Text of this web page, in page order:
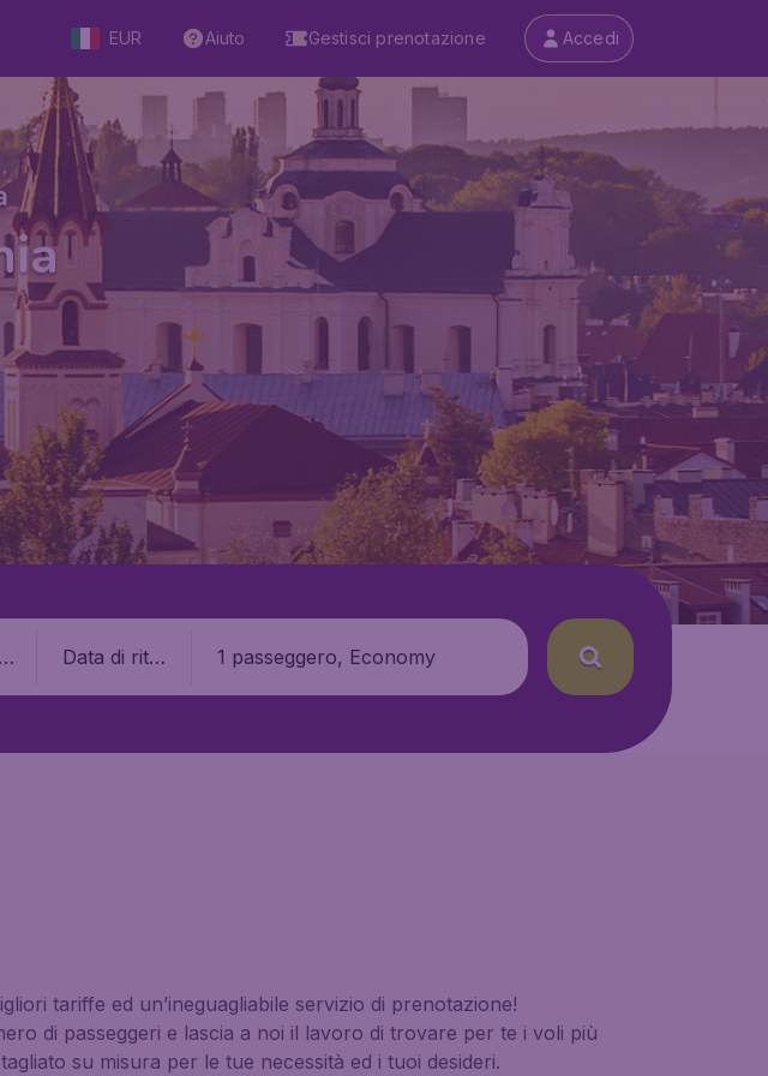
EUR Aiuto Gestisci prenotazione Accedi
Data di ritor
1 passeggero, Economy
tariffe ed un’ineguagliabile servizio di prenotazione!
di passeggeri e lascia a noi il lavoro di trovare per te i voli più
su misura per le tue necessità ed i tuoi desideri.